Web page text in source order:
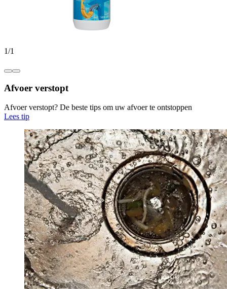
1/1
Afvoer verstopt
Afvoer verstopt? De beste tips om uw afvoer te ontstoppen
Lees tip